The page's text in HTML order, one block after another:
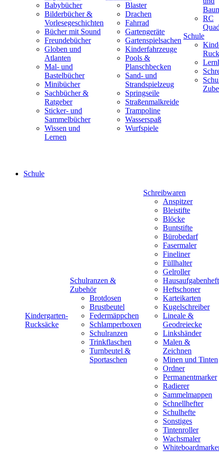
Babybücher
Bilderbücher &
Vorlesegeschichten
Bücher mit Sound
Freundebücher
Globen und
Atlanten
Mal- und
Bastelbücher
Minibücher
Sachbücher &
Ratgeber
Sticker- und
Sammelbücher
Wissen und
Lernen
Blaster
Drachen
Fahrrad
Gartengeräte
Gartenspielsachen
Kinderfahrzeuge
Pools &
Planschbecken
Sand- und
Strandspielzeug
Springseile
Straßenmalkreide
Trampoline
Wasserspaß
Wurfspiele
RC
Schule
Schule
Kindergarten-
Rucksäcke
Schulranzen &
Zubehör
Brotdosen
Brustbeutel
Federmäppchen
Schlamperboxen
Schulranzen
Trinkflaschen
Turnbeutel &
Sportaschen
Schreibwaren
Anspitzer
Bleistifte
Blöcke
Buntstifte
Bürobedarf
Fasermaler
Fineliner
Füllhalter
Gelroller
Hausaufgabenheft
Heftschoner
Karteikarten
Kugelschreiber
Lineale &
Geodreiecke
Linkshänder
Malen &
Zeichnen
Minen und Tinten
Ordner
Permanentmarker
Radierer
Sammelmappen
Schnellhefter
Schulhefte
Sonstiges
Tintenroller
Wachsmaler